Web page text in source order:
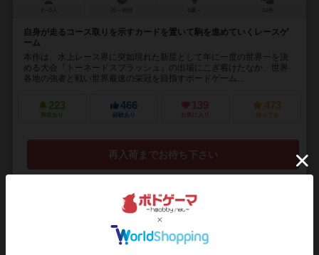
自身が走るコース取りを示すカードを置いて駒を進めていくレースゲ
ーム
本作は、水上レース界に突如現れた新星として年に一度の世界一を決
める大会『トーネードスプラッシュ』の出場にこぎ着けたなか、世界
各地の強者と戦い世界最速の栄冠を目指すボードゲーム...
223
興味あり
466
経験あり
139
お気に入り
473
持ってる
再入荷までお待ち下さい